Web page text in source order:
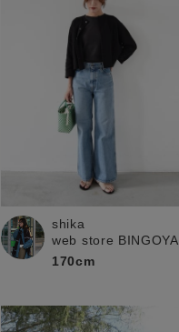
shika
web store BINGOYA
170cm